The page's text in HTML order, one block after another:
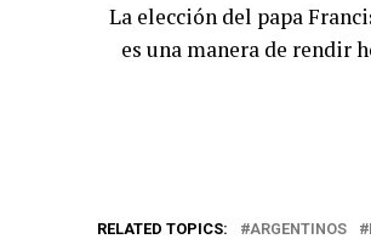
La elección del papa
es una manera de rendir
RELATED TOPICS: ARGENTINOS